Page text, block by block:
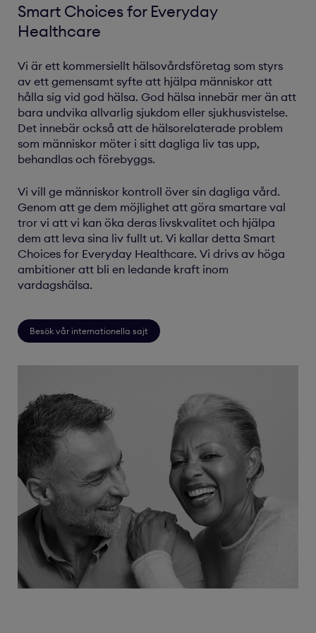
Smart Choices for Everyday
Healthcare
Vi är ett kommersiellt hälsovårdsföretag som styrs
av ett gemensamt syfte att hjälpa människor att
hålla sig vid god hälsa. God hälsa innebär mer än att
bara undvika allvarlig sjukdom eller sjukhusvistelse.
Det innebär också att de hälsorelaterade problem
som människor möter i sitt dagliga liv tas upp,
behandlas och förebyggs.
Vi vill ge människor kontroll över sin dagliga vård.
Genom att ge dem möjlighet att göra smartare val
tror vi att vi kan öka deras livskvalitet och hjälpa
dem att leva sina liv fullt ut. Vi kallar detta Smart
Choices for Everyday Healthcare. Vi drivs av höga
ambitioner att bli en ledande kraft inom
vardagshälsa.
Besök vår internationella sajt